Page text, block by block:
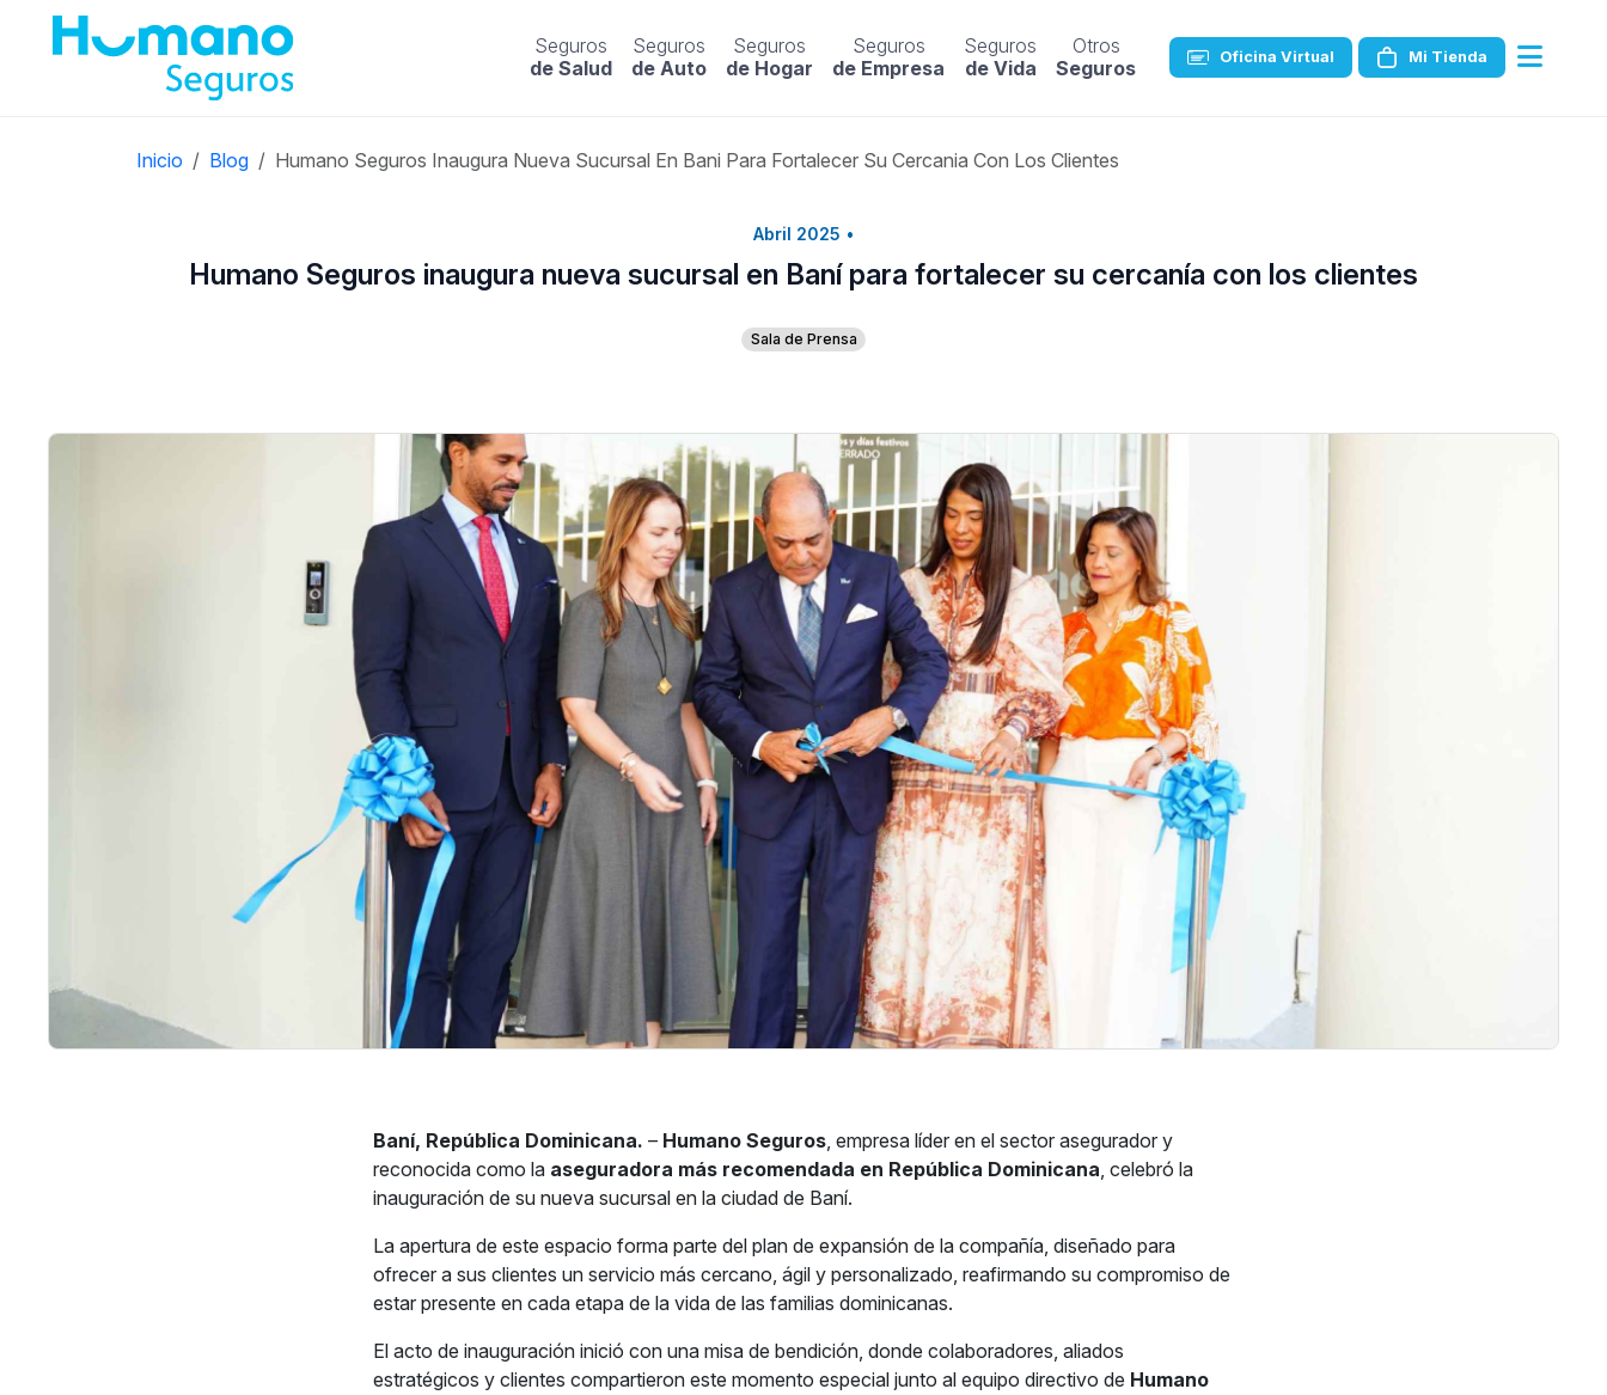
Seguros
de Salud
Seguros
de Auto
Seguros
de Hogar
Seguros
de Empresa
Seguros
de Vida
Otros
Seguros
Oficina Virtual Mi Tienda
Inicio Blog Humano Seguros Inaugura Nueva Sucursal En Bani Para Fortalecer Su Cercania Con Los Clientes
Abril 2025 •
Humano Seguros inaugura nueva sucursal en Baní para fortalecer su cercanía con los clientes
Sala de Prensa
Baní, República Dominicana. – Humano Seguros, empresa líder en el sector asegurador y
reconocida como la aseguradora más recomendada en República Dominicana, celebró la
inauguración de su nueva sucursal en la ciudad de Baní.
La apertura de este espacio forma parte del plan de expansión de la compañía, diseñado para
ofrecer a sus clientes un servicio más cercano, ágil y personalizado, reafirmando su compromiso de
estar presente en cada etapa de la vida de las familias dominicanas.
El acto de inauguración inició con una misa de bendición, donde colaboradores, aliados
estratégicos y clientes compartieron este momento especial junto al equipo directivo de Humano